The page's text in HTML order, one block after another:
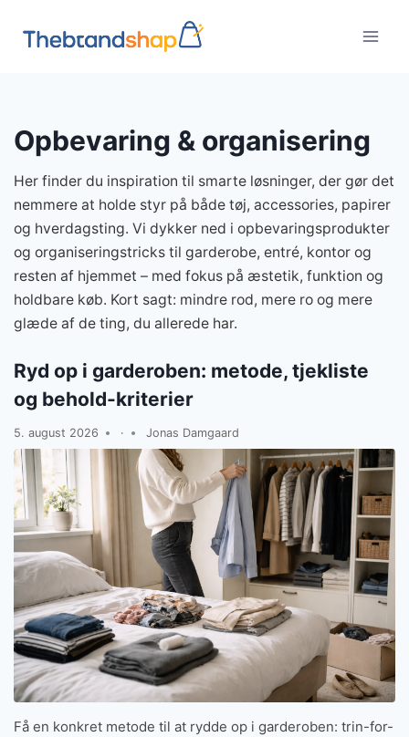
indhold
Opbevaring & organisering
Her finder du inspiration til smarte løsninger, der gør det
nemmere at holde styr på både tøj, accessories, papirer
og hverdagsting. Vi dykker ned i opbevaringsprodukter
og organiseringstricks til garderobe, entré, kontor og
resten af hjemmet – med fokus på æstetik, funktion og
holdbare køb. Kort sagt: mindre rod, mere ro og mere
glæde af de ting, du allerede har.
Ryd op i garderoben: metode, tjekliste
og behold-kriterier
5. august 2026 · Jonas Damgaard
Få en konkret metode til at rydde op i garderoben: trin-for-